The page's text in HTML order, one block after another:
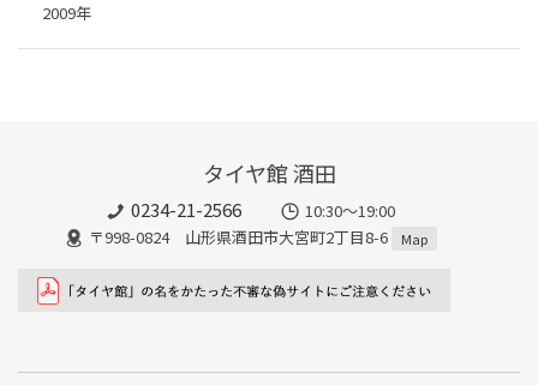
2009年
タイヤ館 酒田
0234-21-2566
10:30～19:00
〒998-0824 山形県酒田市大宮町2丁目8-6
Map